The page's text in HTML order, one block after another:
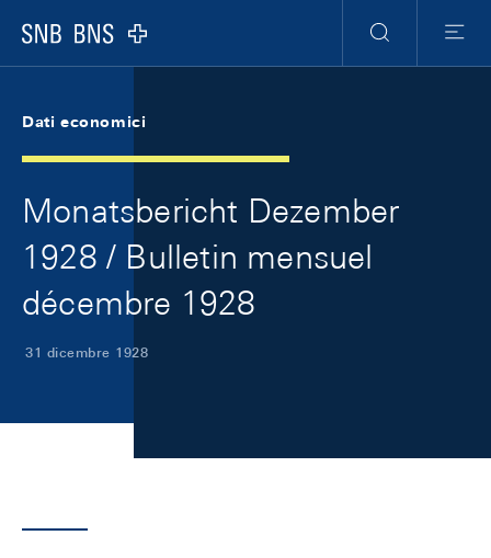
Logo
Ricerca
Menu
Dati economici
Monatsbericht Dezember
1928 / Bulletin mensuel
décembre 1928
31 dicembre 1928